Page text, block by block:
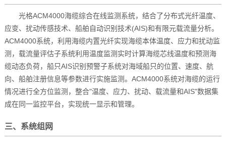
光格ACM4000海缆综合在线监测系统，结合了分布式光纤温度、
应变、扰动传感技术、船舶自动识别技术(AIS)和有限元载流量分析。
ACM4000系统，利用海缆内置光纤实现海缆本体温度、应力和扰动监
测，载流量评估子系统利用温度监测实时计算海缆芯线温度和预测海
缆动态负荷，船只AIS识别预警子系统对海域船只的位置、速度、航
向、船舶注册信息等参数进行实施监测。ACM4000系统对海缆的运行
情况进行全方位监测，整合"温度、应力、扰动、载流量和AIS"数据集
成在同一监控平台，实现统一显示和管理。
三、系统组网